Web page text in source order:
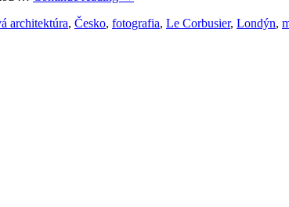
architektúra, Česko, fotografia, Le Corbusier, Londýn,